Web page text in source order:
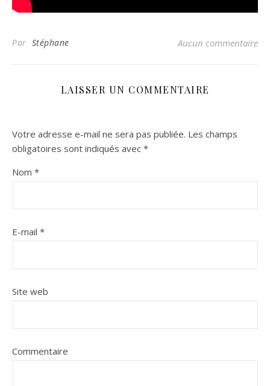
Par Stéphane Aucun commentaire
LAISSER UN COMMENTAIRE
Votre adresse e-mail ne sera pas publiée. Les champs
obligatoires sont indiqués avec *
Nom *
E-mail *
Site web
Commentaire